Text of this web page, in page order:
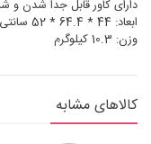
دارای کاور قابل جدا شدن و
ابعاد: 44 * 64.4 * 52 سانتی متر
وزن: 10.3 کیلوگرم
کالاهای مشابه